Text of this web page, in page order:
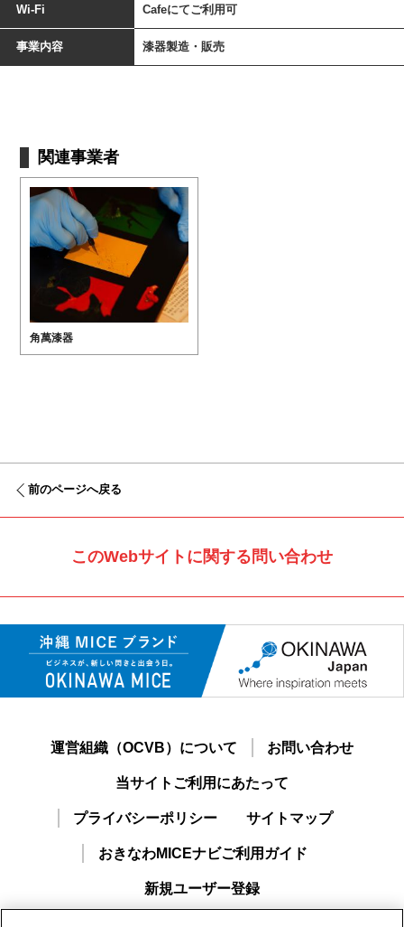
Wi-Fi Cafeにてご利用可
事業内容 漆器製造・販売
関連事業者
角萬漆器
前のページへ戻る
このWebサイトに関する問い合わせ
運営組織（OCVB）について お問い合わせ
当サイトご利用にあたって
プライバシーポリシー サイトマップ
おきなわMICEナビご利用ガイド
新規ユーザー登録